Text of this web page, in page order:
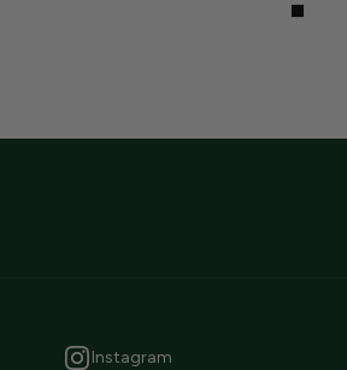
Instagram